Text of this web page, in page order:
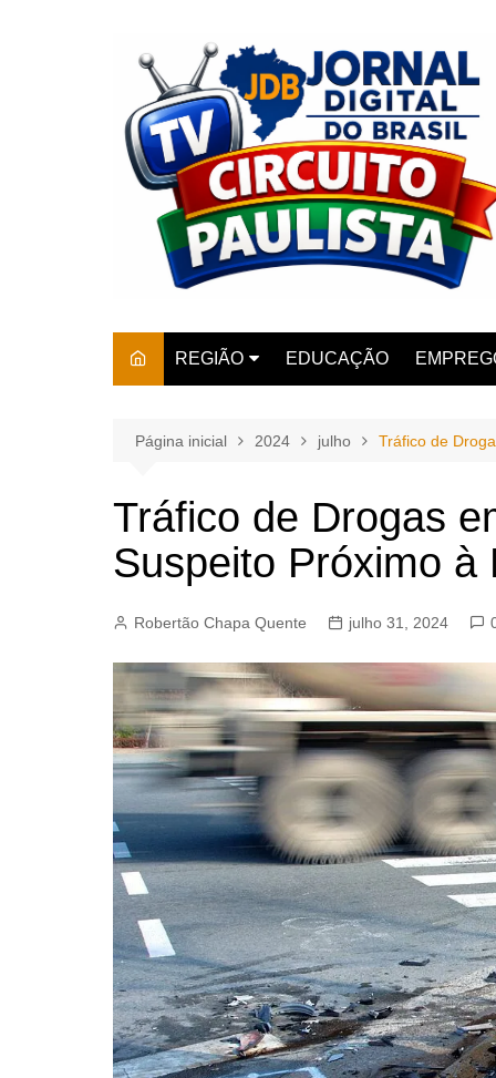
REGIÃO
AMPARO
JUNDIAÍ
LIMEIRA
MOGI
MOGI
EDUCAÇÃO
Página inicial 2024 julho Tráfico de
Tráfico de Drogas
Suspeito Próximo à
Robertão Chapa Quente julho 31, 2024